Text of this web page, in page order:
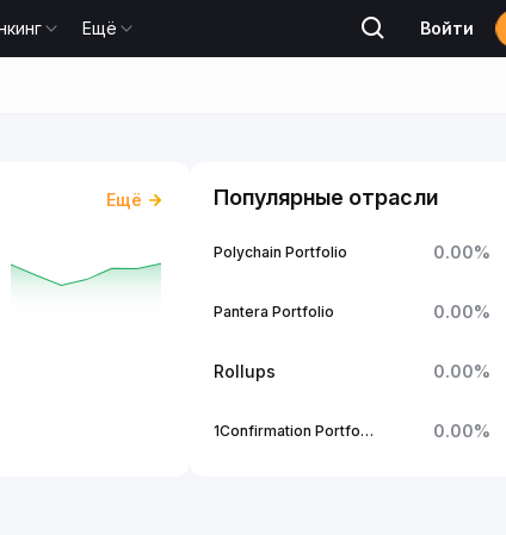
Ещё Войти
Ещё Популярные отрасли
Polychain Portfolio 0.00%
Pantera Portfolio 0.00%
Rollups 0.00%
1Confirmation Portfolio 0.00%